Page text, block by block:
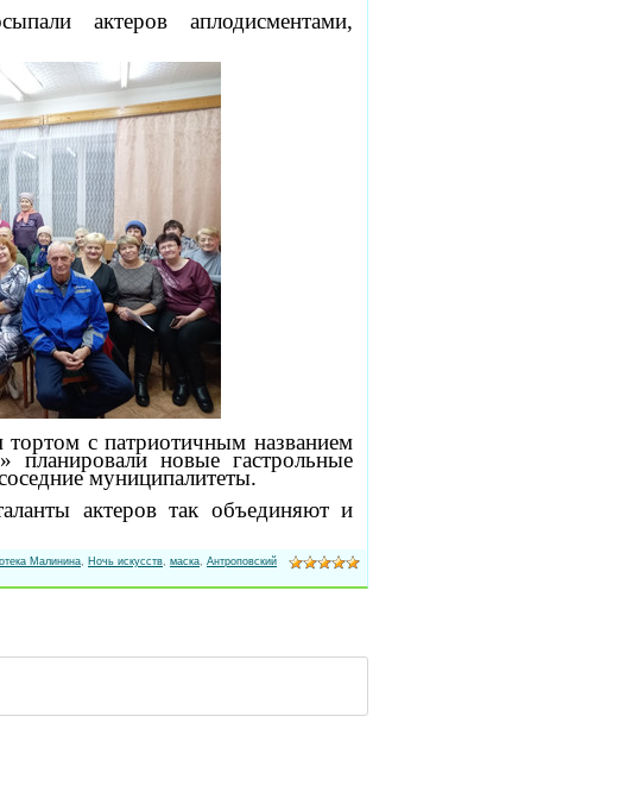
актеров аплодисментами,
с патриотичным названием
новые гастрольные
муниципалитеты.
актеров так объединяют и
Малинина, Ночь искусств, маска, Антроповский